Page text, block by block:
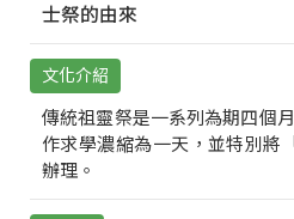
士祭的由來
文化介紹
傳統祖靈祭是一系列為期四個
作求學濃縮為一天，並特別將
辦理。